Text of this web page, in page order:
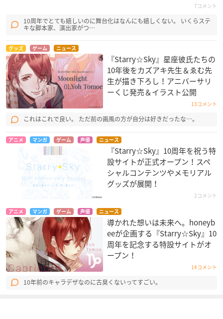
7コメント
10周年でとても嬉しいのに舞台化はなんにも嬉しくない。 いくらステ
キな脚本家、演出家がつ…
グッズ ゲーム ニュース
『Starry☆Sky』星座彼氏たちの
10年後をカズアキ先生＆ゑむ先
生が描き下ろし！アニバーサリ
ーくじ発売＆イラスト公開
13コメント
これはこれで良い。 ただ前の画風の方が自分は好きだったな…。
アニメ マンガ ゲーム 声優 ニュース
『Starry☆Sky』10周年を祝う特
設サイトが正式オープン！スペ
シャルコンテンツやメモリアル
グッズが展開！
2コメント
アニメ マンガ ゲーム 声優 ニュース
導かれた想いは未来へ。honeyb
eeが企画する『Starry☆Sky』10
周年を記念する特設サイトがオ
ープン！
14コメント
10年前のキャラデザなのに古臭くないってすごい。